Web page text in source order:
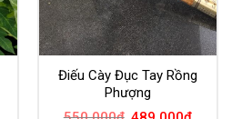
Điếu Cày Đục Tay Rồng
Phượng